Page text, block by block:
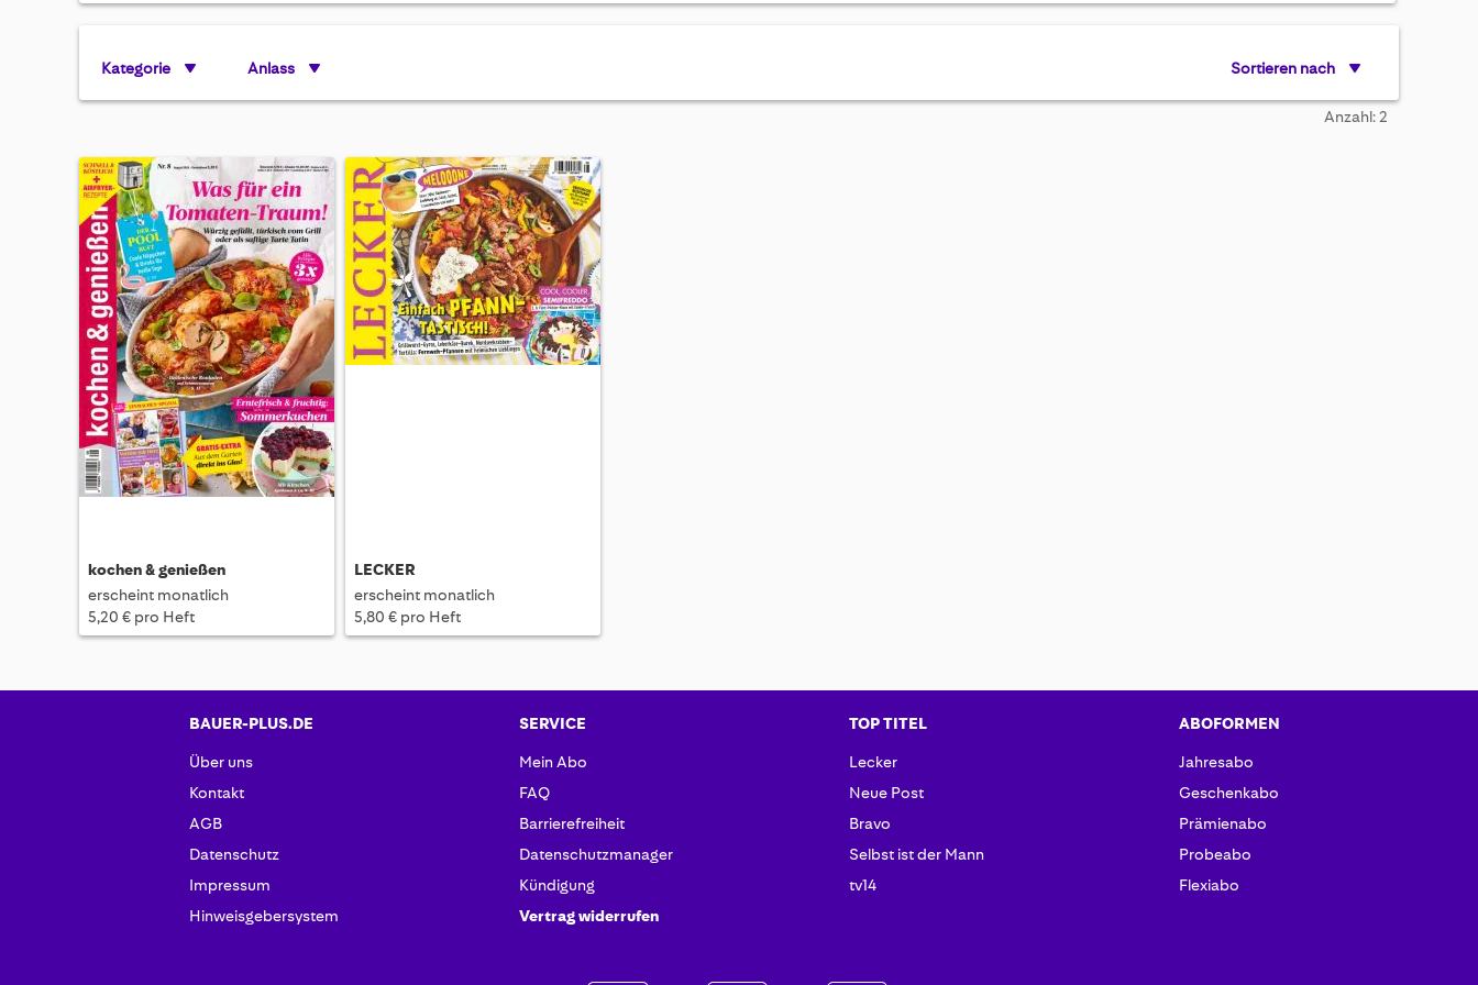
Kategorie Anlass Sortieren nach
Anzahl: 2
kochen & genießen
erscheint monatlich
5,20 € pro Heft
LECKER
erscheint monatlich
5,80 € pro Heft
BAUER-PLUS.DE
Über uns
Kontakt
AGB
Datenschutz
Impressum
Hinweisgebersystem
SERVICE
Mein Abo
FAQ
Barrierefreiheit
Datenschutzmanager
Kündigung
Vertrag widerrufen
TOP TITEL
Lecker
Neue Post
Bravo
Selbst ist der Mann
tv14
ABOFORMEN
Jahresabo
Geschenkabo
Prämienabo
Probeabo
Flexiabo